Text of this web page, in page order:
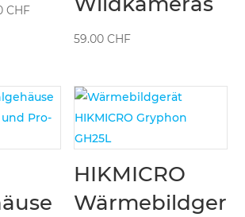
CHFPreisspanne:
59.00CHF
HIKMICRO
Wärmebildger